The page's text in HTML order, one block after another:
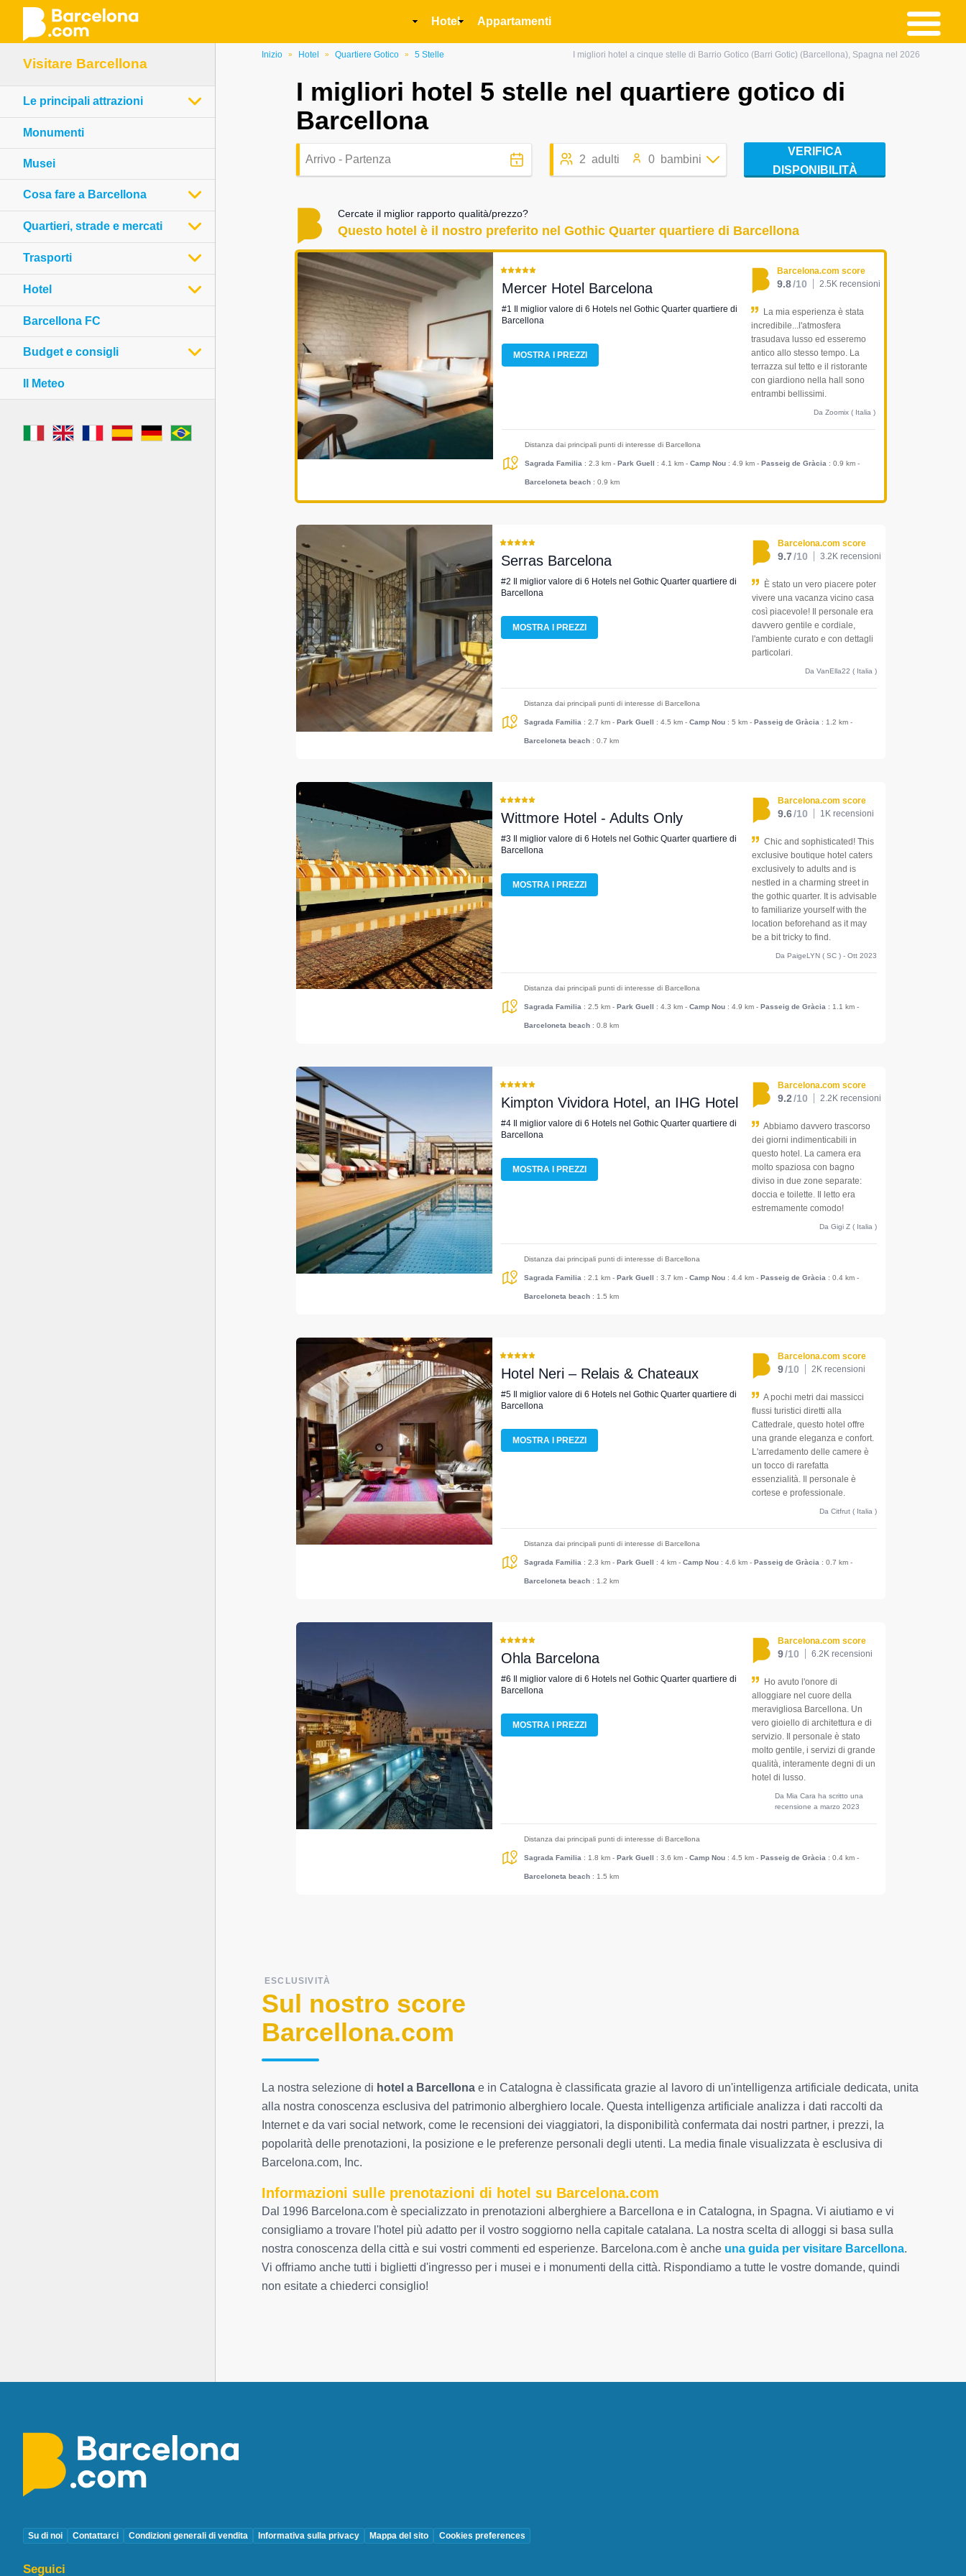
contenuto
principale
Inizio » Hotel » Quartiere Gotico » 5 Stelle I migliori hotel a cinque stelle di Barrio Gotico (Barri Gotic) (Barcellona), Spagna nel 2026
I migliori hotel 5 stelle nel quartiere gotico di
Barcellona
2 adulti 0 bambini
VERIFICA
DISPONIBILITÀ
Cercate il miglior rapporto qualità/prezzo?
Questo hotel è il nostro preferito nel Gothic Quarter quartiere di Barcellona
Mercer Hotel Barcelona
#1 Il miglior valore di 6 Hotels nel Gothic Quarter quartiere di
Barcellona
MOSTRA I PREZZI
Barcelona.com score
9.8/10 2.5K recensioni
La mia esperienza è stata
incredibile...l'atmosfera
trasudava lusso ed esseremo
antico allo stesso tempo. La
terrazza sul tetto e il ristorante
con giardiono nella hall sono
entrambi bellissimi.
Da Zoomix ( Italia )
Distanza dai principali punti di interesse di Barcellona
Sagrada Familia : 2.3 km - Park Guell : 4.1 km - Camp Nou: 4.9 km - Passeig de Gràcia : 0.9 km -
Barceloneta beach: 0.9 km
Serras Barcelona
#2 Il miglior valore di 6 Hotels nel Gothic Quarter quartiere di
Barcellona
MOSTRA I PREZZI
Barcelona.com score
9.7/10 3.2K recensioni
È stato un vero piacere poter
vivere una vacanza vicino casa
così piacevole! Il personale era
davvero gentile e cordiale,
l'ambiente curato e con dettagli
particolari.
Da VanElla22 ( Italia )
Distanza dai principali punti di interesse di Barcellona
Sagrada Familia : 2.7 km-Park Guell : 4.5 km-Camp Nou : 5 km-Passeig de Gràcia : 1.2 km-
Barceloneta beach : 0.7 km
Wittmore Hotel - Adults Only
#3 Il miglior valore di 6 Hotels nel Gothic Quarter quartiere di
Barcellona
MOSTRA I PREZZI
Barcelona.com score
9.6/10 1K recensioni
Chic and sophisticated! This
exclusive boutique hotel caters
exclusively to adults and is
nestled in a charming street in
the gothic quarter. It is advisable
to familiarize yourself with the
location beforehand as it may
be a bit tricky to find.
Da PaigeLYN ( SC ) - Ott 2023
Distanza dai principali punti di interesse di Barcellona
Sagrada Familia : 2.5 km-Park Guell : 4.3 km-Camp Nou : 4.9 km-Passeig de Gràcia : 1.1 km-
Barceloneta beach : 0.8 km
Kimpton Vividora Hotel, an IHG Hotel
#4 Il miglior valore di 6 Hotels nel Gothic Quarter quartiere di
Barcellona
MOSTRA I PREZZI
Barcelona.com score
9.2/10 2.2K recensioni
Abbiamo davvero trascorso
dei giorni indimenticabili in
questo hotel. La camera era
molto spaziosa con bagno
diviso in due zone separate:
doccia e toilette. Il letto era
estremamente comodo!
Da Gigi Z ( Italia )
Distanza dai principali punti di interesse di Barcellona
Sagrada Familia : 2.1 km-Park Guell : 3.7 km-Camp Nou : 4.4 km-Passeig de Gràcia : 0.4 km-
Barceloneta beach : 1.5 km
Hotel Neri – Relais & Chateaux
#5 Il miglior valore di 6 Hotels nel Gothic Quarter quartiere di
Barcellona
MOSTRA I PREZZI
Barcelona.com score
9/10 2K recensioni
A pochi metri dai massicci
flussi turistici diretti alla
Cattedrale, questo hotel offre
una grande eleganza e confort.
L'arredamento delle camere è
un tocco di rarefatta
essenzialità. Il personale è
cortese e professionale.
Da Citfrut ( Italia )
Distanza dai principali punti di interesse di Barcellona
Sagrada Familia : 2.3 km-Park Guell : 4 km-Camp Nou : 4.6 km-Passeig de Gràcia : 0.7 km-
Barceloneta beach : 1.2 km
Ohla Barcelona
#6 Il miglior valore di 6 Hotels nel Gothic Quarter quartiere di
Barcellona
MOSTRA I PREZZI
Barcelona.com score
9/10 6.2K recensioni
Ho avuto l'onore di
alloggiare nel cuore della
meravigliosa Barcellona. Un
vero gioiello di architettura e di
servizio. Il personale è stato
molto gentile, i servizi di grande
qualità, interamente degni di un
hotel di lusso.
Da Mia Cara ha scritto una
recensione a marzo 2023
Distanza dai principali punti di interesse di Barcellona
Sagrada Familia : 1.8 km-Park Guell : 3.6 km-Camp Nou : 4.5 km-Passeig de Gràcia : 0.4 km-
Barceloneta beach : 1.5 km
ESCLUSIVITÀ
Sul nostro score
Barcellona.com
La nostra selezione di hotel a Barcellona e in Catalogna è classificata grazie al lavoro di un'intelligenza artificiale dedicata, unita
alla nostra conoscenza esclusiva del patrimonio alberghiero locale. Questa intelligenza artificiale analizza i dati raccolti da
Internet e da vari social network, come le recensioni dei viaggiatori, la disponibilità confermata dai nostri partner, i prezzi, la
popolarità delle prenotazioni, la posizione e le preferenze personali degli utenti. La media finale visualizzata è esclusiva di
Barcelona.com, Inc.
Informazioni sulle prenotazioni di hotel su Barcelona.com
Dal 1996 Barcelona.com è specializzato in prenotazioni alberghiere a Barcellona e in Catalogna, in Spagna. Vi aiutiamo e vi
consigliamo a trovare l'hotel più adatto per il vostro soggiorno nella capitale catalana. La nostra scelta di alloggi si basa sulla
nostra conoscenza della città e sui vostri commenti ed esperienze. Barcelona.com è anche una guida per visitare Barcellona.
Vi offriamo anche tutti i biglietti d'ingresso per i musei e i monumenti della città. Rispondiamo a tutte le vostre domande, quindi
non esitate a chiederci consiglio!
MainHotel Appartamenti
Visitare Barcellona
Le principali attrazioni
Monumenti
Musei
Cosa fare a Barcellona
Quartieri, strade e mercati
Trasporti
Hotel
Barcellona FC
Budget e consigli
Il Meteo
Su di noi Contattarci Condizioni generali di vendita Informativa sulla privacy Mappa del sito Cookies preferences
Seguici